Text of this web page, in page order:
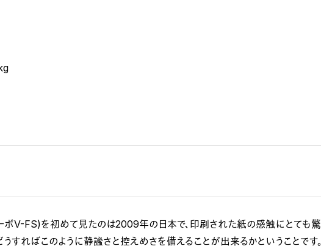
ボV-FS)を初めて見たのは2009年の日本で、印刷された紙の感触にとても
うすればこのように静謐さと控えめさを備えることが出来るかということです